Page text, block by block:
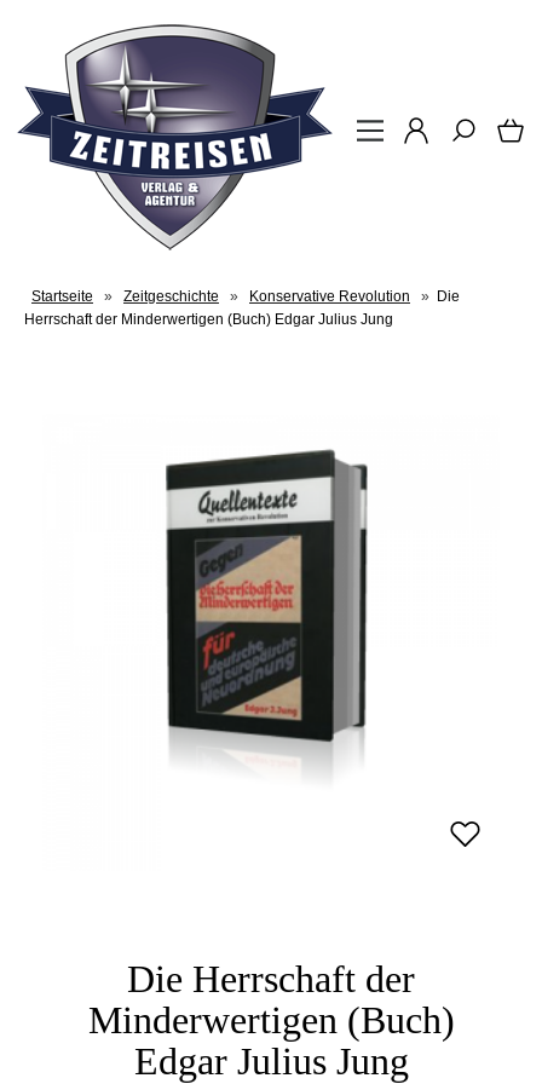
Startseite » Zeitgeschichte » Konservative Revolution » Die
Herrschaft der Minderwertigen (Buch) Edgar Julius Jung
Die Herrschaft der
Minderwertigen (Buch)
Edgar Julius Jung